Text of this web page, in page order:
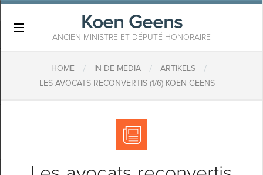
Koen Geens
ANCIEN MINISTRE ET DÉPUTÉ HONORAIRE
HOME / IN DE MEDIA / ARTIKELS /
LES AVOCATS RECONVERTIS (1/6) KOEN GEENS